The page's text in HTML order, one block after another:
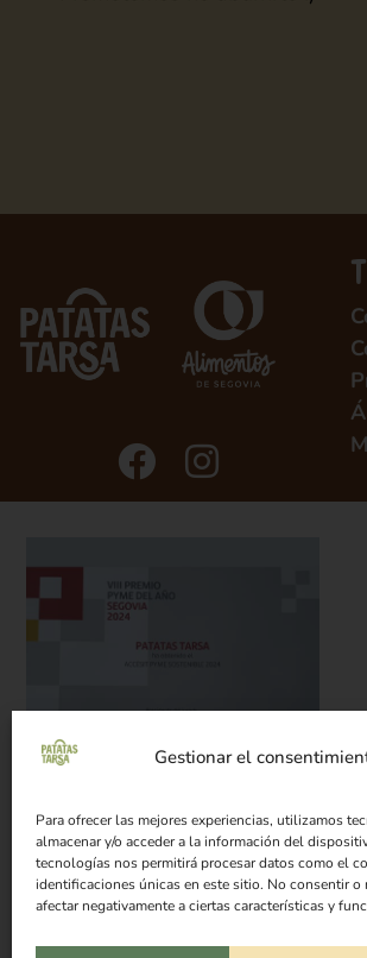
Gestionar el
Para ofrecer las mejores experiencias, utilizamos
almacenar y/o acceder a la información del
tecnologías nos permitirá procesar datos como el
identificaciones únicas en este sitio. No consentir
afectar negativamente a ciertas características y
© 2023 Patatas Tarsa.